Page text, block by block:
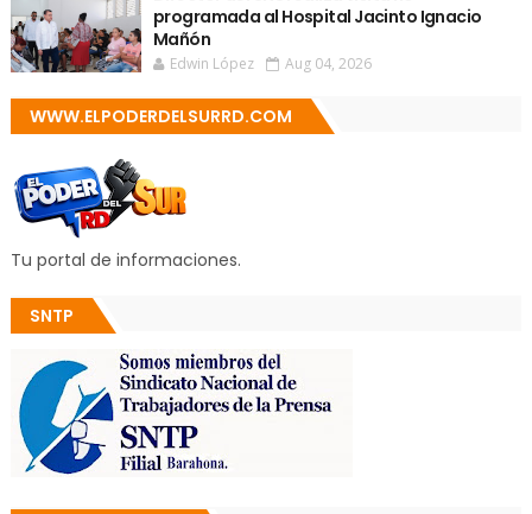
programada al Hospital Jacinto Ignacio
Mañón
Edwin López Aug 04, 2026
WWW.ELPODERDELSURRD.COM
Tu portal de informaciones.
SNTP